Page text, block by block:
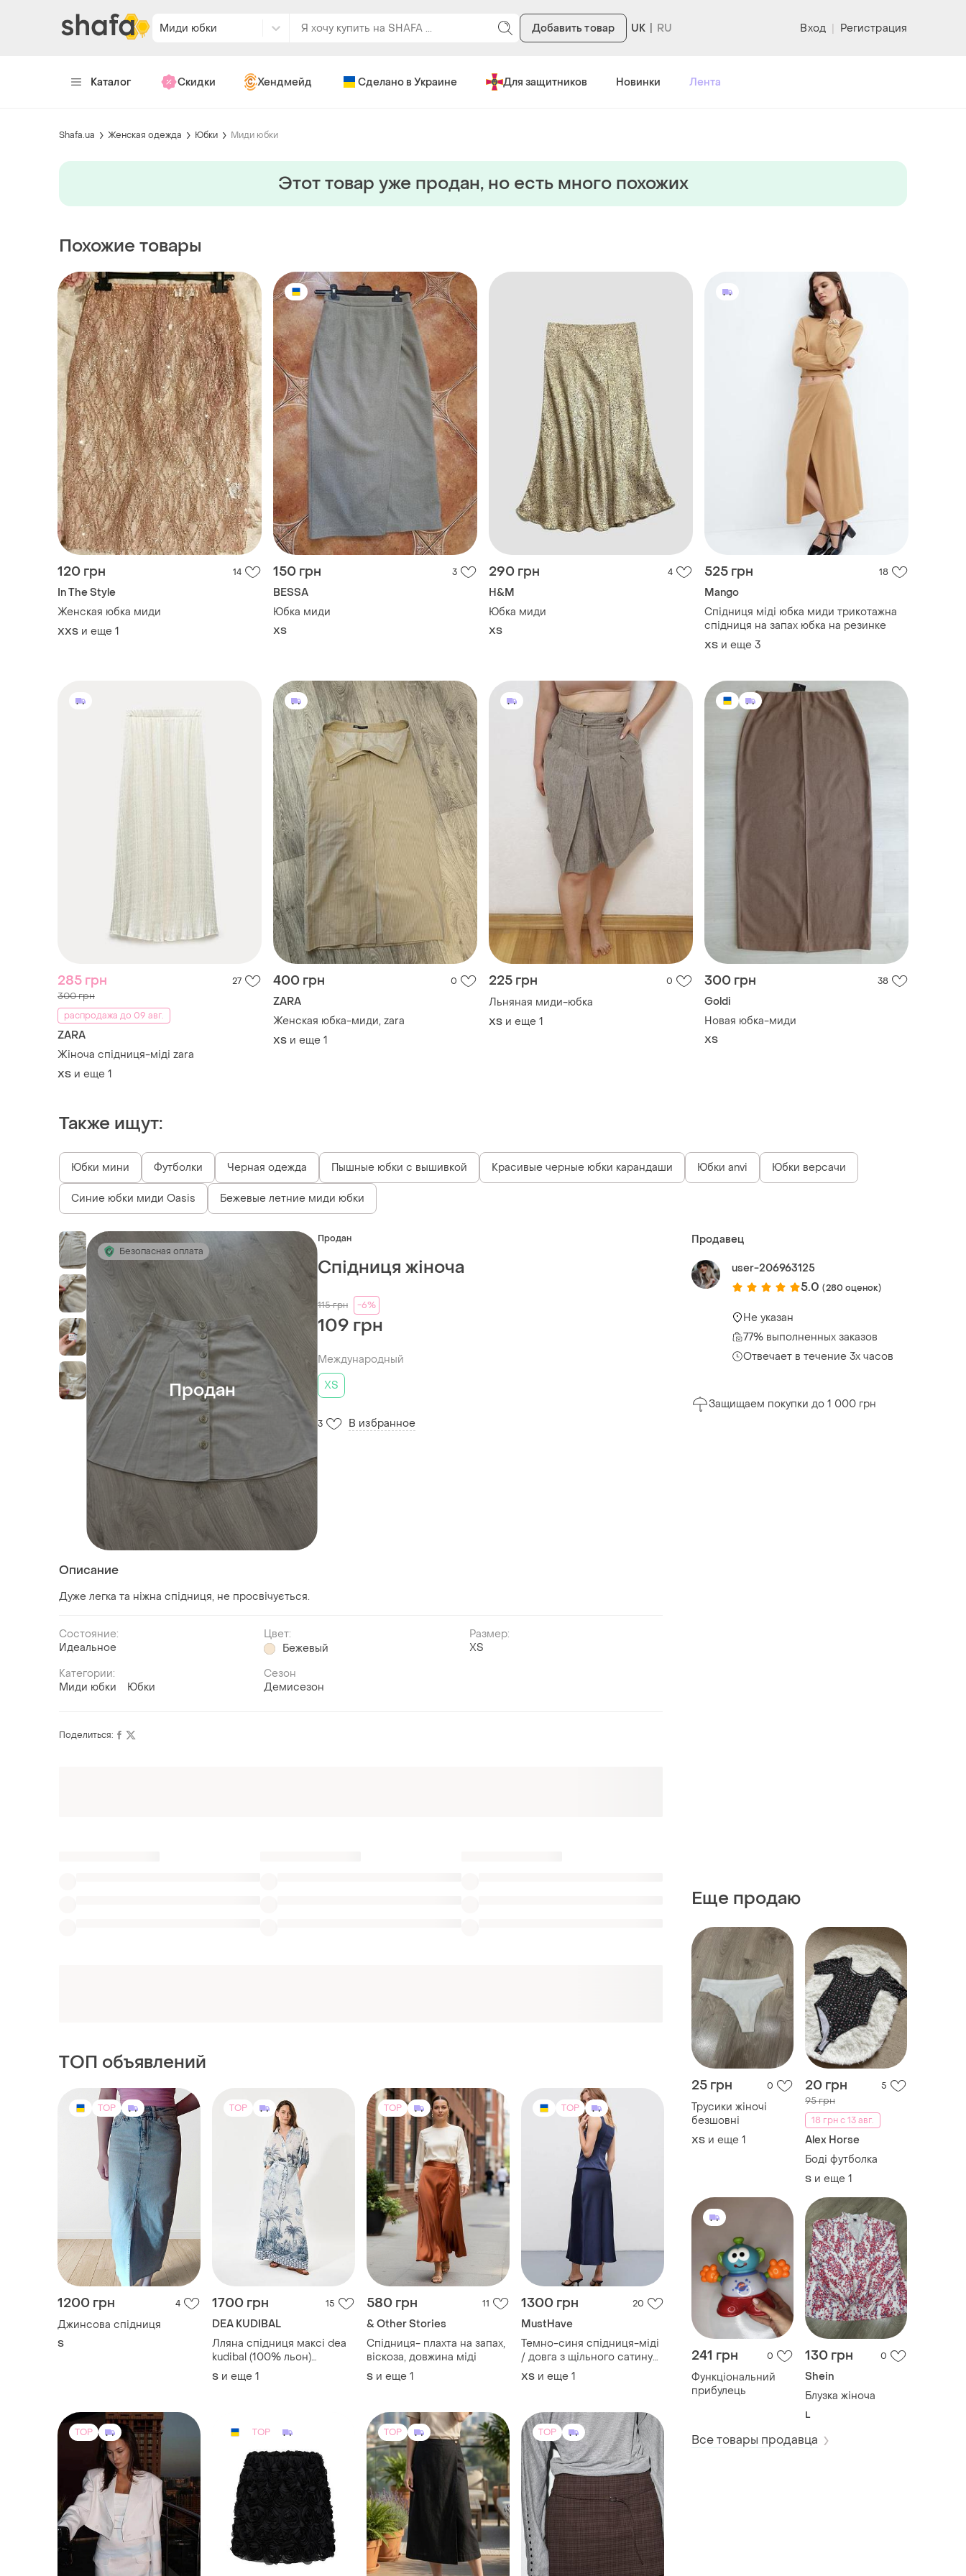
Миди юбки Добавить товар UK Вход | Регистрация
Каталог Скидки Хендмейд Сделано в Украине Для защитников Новинки Лента
Shafa.ua Женская одежда Юбки Миди юбки
Этот товар уже продан, но есть много похожих
Похожие товары
120 грн 14
In The Style
Женская юбка миди
XХS и еще 1
150 грн 3
BESSA
Юбка миди
ХS
290 грн 4
H&M
Юбка миди
ХS
525 грн 18
Mango
Спідниця міді юбка миди трикотажна
спідниця на запах юбка на резинке
ХS и еще 3
285 грн 27
300 грн
распродажа до 09 авг.
ZARA
Жіноча спідниця-міді zara
ХS и еще 1
400 грн 0
ZARA
Женская юбка-миди, zara
ХS и еще 1
225 грн 0
Льняная миди-юбка
ХS и еще 1
300 грн 38
Goldi
Новая юбка-миди
ХS
Также ищут:
Юбки мини Футболки Черная одежда Пышные юбки с вышивкой Красивые черные юбки карандаши Юбки anvi Юбки версачи
Синие юбки миди Oasis Бежевые летние миди юбки
Безопасная оплата
Продан
Продан
Спідниця жіноча
115грн -6%
109 грн
Международный
ХS
3 В избранное
Описание
Дуже легка та ніжна спідниця, не просвічується.
Состояние:
Идеальное
Цвет:
Бежевый
Размер:
ХS
Категории:
Миди юбки
Юбки
Сезон
Демисезон
Продавец
user-206963125
5.0 (280 оценок)
Не указан
77% выполненных заказов
Отвечает в течение 3х часов
Защищаем покупки до 1 000 грн
Еще продаю
25 грн 0
Трусики жіночі
безшовні
ХS и еще 1
20 грн 5
95 грн
18 грн с 13 авг.
Alex Horse
Боді футболка
S и еще 1
241 грн 0
Функціональний
прибулець
130 грн 0
Shein
Блузка жіноча
L
Все товары продавца
Поделиться:
1200 грн
Джинсова спідниця
S
1700 грн
DEA KUDIBAL
Лляна спідниця максі dea
kudibal (100% льон)
преміум-бренд, розмір s
и еще
580 грн
& Other Stories
Спідниця- плахта на запах,
віскоза, довжина міді
и еще 1
1300 грн
MustHave
Темно-синя спідниця-міді
/ довга з щільного сатину
must have
и еще 1
800 грн 4
900 грн -12%
TOP
900 грн 0
DiaDia
TOP
320 грн 12
Next
TOP
650 грн 4
ZARA